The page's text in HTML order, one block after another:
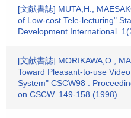
[文献書誌] MUTA,H.,
of Low-cost Tele-lecturing"
Development International.
[文献書誌] MORIKAWA,O.,
Toward Pleasant-to-use
System" CSCW98 :
on CSCW. 149-158 (1998)